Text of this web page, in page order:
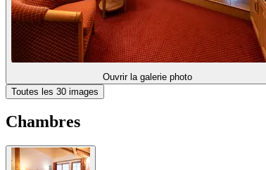
Ouvrir la galerie photo
Toutes les 30 images
Chambres